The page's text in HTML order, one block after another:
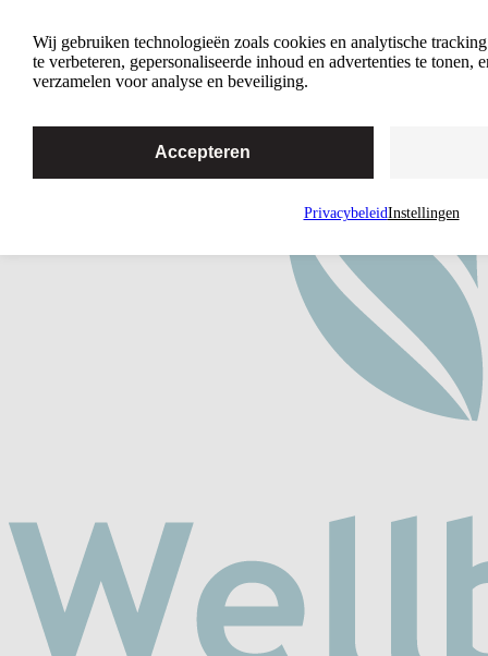
Home
Wij gebruiken technologieën zoals cookies en analytische
te verbeteren, gepersonaliseerde inhoud en advertenties te tonen,
verzamelen voor analyse en beveiliging.
Accepteren
PrivacybeleidInstellingen